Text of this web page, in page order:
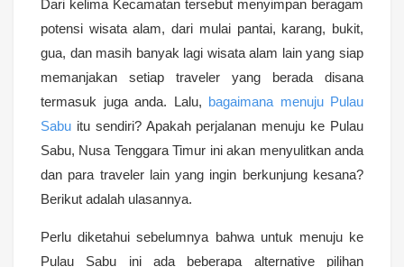
Dari kelima Kecamatan tersebut menyimpan beragam
potensi wisata alam, dari mulai pantai, karang, bukit,
gua, dan masih banyak lagi wisata alam lain yang siap
memanjakan setiap traveler yang berada disana
termasuk juga anda. Lalu, bagaimana menuju Pulau
Sabu itu sendiri? Apakah perjalanan menuju ke Pulau
Sabu, Nusa Tenggara Timur ini akan menyulitkan anda
dan para traveler lain yang ingin berkunjung kesana?
Berikut adalah ulasannya.
Perlu diketahui sebelumnya bahwa untuk menuju ke
Pulau Sabu ini ada beberapa alternative pilihan